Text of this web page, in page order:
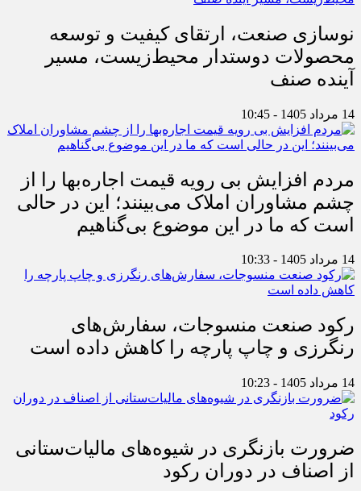
نوسازی صنعت، ارتقای کیفیت و توسعه
محصولات دوستدار محیط‌زیست، مسیر
آینده صنف
14 مرداد 1405 - 10:45
مردم افزایش بی رویه قیمت اجاره‌بها را از
چشم مشاوران املاک می‌بینند؛ این در حالی
است که ما در این موضوع بی‌گناهیم
14 مرداد 1405 - 10:33
رکود صنعت منسوجات، سفارش‌های
رنگرزی و چاپ پارچه را کاهش داده است
14 مرداد 1405 - 10:23
ضرورت بازنگری در شیوه‌های مالیات‌ستانی
از اصناف در دوران رکود